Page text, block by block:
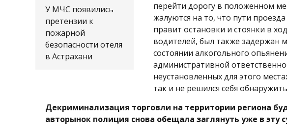
У МЧС появились
претензии к
пожарной
безопасности отеля
в Астрахани
перейти дорогу в положенном
жалуются на то, что пути
правит остановки и стоянки в
водителей, был также
состоянии алкогольного
административной
неустановленных для этого
так и не решился себя
Декриминализация торговли на территории региона
авторынок полиция снова обещала заглянуть уже в эту